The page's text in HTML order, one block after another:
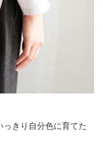
きり自分色に育てた